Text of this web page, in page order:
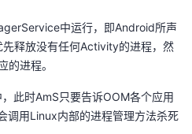
中运行，即Android所声
释放没有任何Activity的进程，然
的进程。
此时AmS只要告诉OOM各个应用
调用Linux内部的进程管理方法杀死